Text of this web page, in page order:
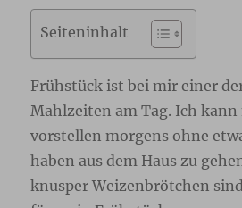
Seiteninhalt
Frühstück ist bei mir einer
Mahlzeiten am Tag. Ich
vorstellen morgens ohne
haben aus dem Haus zu
knusper Weizenbrötchen